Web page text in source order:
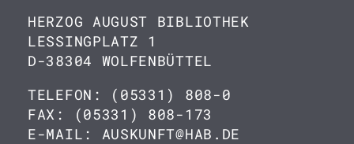
HERZOG AUGUST BIBLIOTHEK
LESSINGPLATZ 1
D-38304 WOLFENBÜTTEL
TELEFON: (05331) 808-0
FAX: (05331) 808-173
E-MAIL: AUSKUNFT@HAB.DE